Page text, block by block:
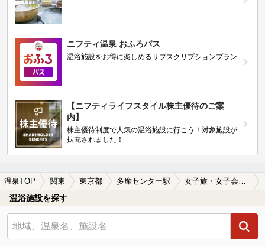
ニフティ温泉 おふろパス
温浴施設をお得に楽しめるサブスクリプションプラン
【ニフティライフスタイル株主優待のご案
内】
株主優待制度で人気の温浴施設に行こう！対象施設が
拡充されました！
温泉TOP 関東 東京都 多摩センター駅 女子旅・女子会におすすめの多摩センター駅近くの温泉、日帰り温泉、スーパー銭湯おすすめ
温浴施設を探す